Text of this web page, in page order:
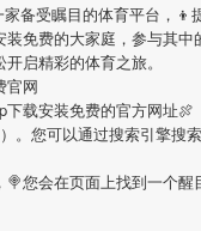
家备受瞩目的体育平台，👦
装免费的大家庭，参与其中
启精彩的体育之旅。
官网
下载安装免费的官方网址🍖
。您可以通过搜索引擎搜
🍭您会在页面上找到一个